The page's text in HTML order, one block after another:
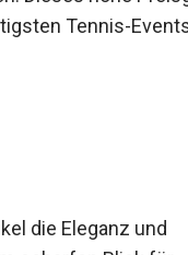
honoriert